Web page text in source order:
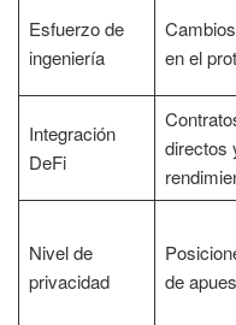
Esfuerzo de
ingeniería
en el
Integración
DeFi
directos
Nivel de
privacidad
de